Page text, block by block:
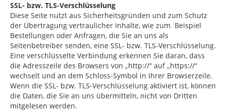
SSL- bzw. TLS-Verschlüsselung
Diese Seite nutzt aus Sicherheitsgründen und zum Schutz
der Übertragung vertraulicher Inhalte, wie zum Beispiel
Bestellungen oder Anfragen, die Sie an uns als
Seitenbetreiber senden, eine SSL- bzw. TLS-Verschlüsselung.
Eine verschlüsselte Verbindung erkennen Sie daran, dass
die Adresszeile des Browsers von „http://“ auf „https://“
wechselt und an dem Schloss-Symbol in Ihrer Browserzeile.
Wenn die SSL- bzw. TLS-Verschlüsselung aktiviert ist, können
die Daten, die Sie an uns übermitteln, nicht von Dritten
mitgelesen werden.